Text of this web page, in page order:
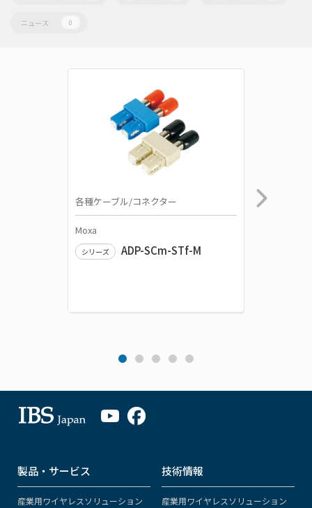
ニュース 0
各種ケーブル/コネクター
Moxa
シリーズ ADP-SCm-STf-M
製品・サービス
産業用ワイヤレスソリューション
技術情報
産業用ワイヤレスソリューション